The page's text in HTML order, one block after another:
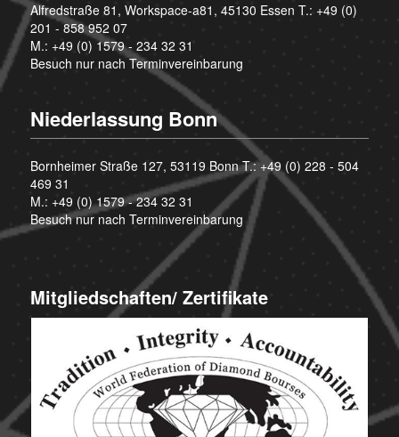
Alfredstraße 81, Workspace-a81, 45130 Essen T.: +49 (0)
201 - 858 952 07
M.: +49 (0) 1579 - 234 32 31
Besuch nur nach Terminvereinbarung
Niederlassung Bonn
Bornheimer Straße 127, 53119 Bonn T.:+49 (0) 228 - 504
469 31
M.: +49 (0) 1579 - 234 32 31
Besuch nur nach Terminvereinbarung
Mitgliedschaften/ Zertifikate